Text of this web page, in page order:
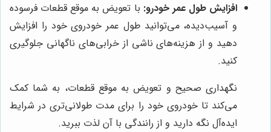
افزایش طول عمر خودرو: با تعویض به موقع قطعات فرسوده
و آسیب‌دیده، می‌توانید طول عمر خودروی خود را افزایش
دهید و از هزینه‌های ناشی از خرابی‌های ناگهانی جلوگیری
کنید.
نگهداری صحیح و تعویض به موقع قطعات، به شما کمک
می‌کند تا خودروی خود را برای مدت طولانی‌تری در شرایط
ایده‌آل نگه دارید و از رانندگی با آن لذت ببرید.